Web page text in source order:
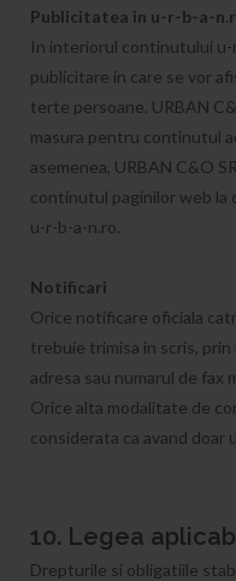
Publicitatea in u-r-b-a-
In interiorul continutului
publicitare in care se vor
terte persoane. URBAN
masura pentru continutul
asemenea, URBAN C&O
continutul paginilor web
u-r-b-a-n.ro.
Notificari
Orice notificare oficiala
trebuie trimisa in scris,
adresa sau numarul de
Orice alta modalitate de
considerata ca avand doar
10. Legea
Drepturile si obligatiile